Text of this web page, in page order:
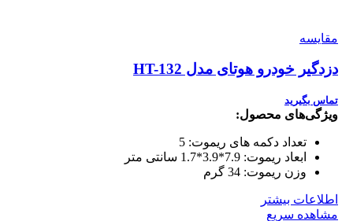
مقایسه
دزدگیر خودرو هوتای مدل HT-132
تماس بگیرید
ویژگی‌های محصول:
تعداد دکمه های ریموت: 5
ابعاد ریموت: 7.9*3.9*1.7 سانتی متر
وزن ریموت: 34 گرم
اطلاعات بیشتر
مشاهده سریع